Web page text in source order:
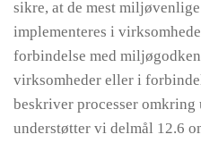
sikre, at de mest
implementeres i
forbindelse med
virksomheder eller i
beskriver processer omkring
understøtter vi delmål 12.6